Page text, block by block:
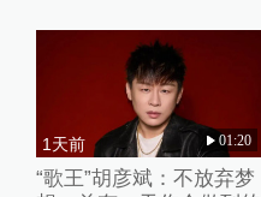
1天前 01:20
“歌王”胡彦斌：不放弃梦